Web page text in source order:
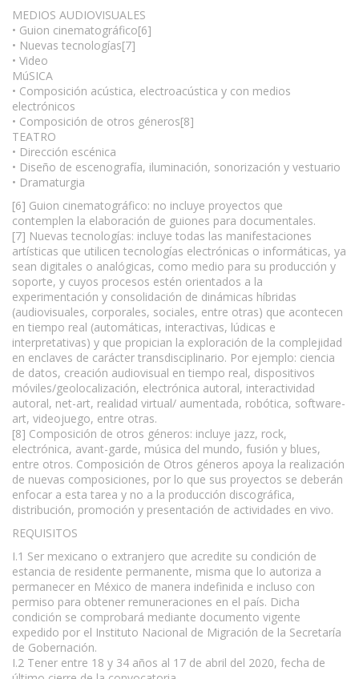
MEDIOS AUDIOVISUALES
• Guion cinematográfico[6]
• Nuevas tecnologías[7]
• Video
MúSICA
• Composición acústica, electroacústica y con medios
electrónicos
• Composición de otros géneros[8]
TEATRO
• Dirección escénica
• Diseño de escenografía, iluminación, sonorización y vestuario
• Dramaturgia
[6] Guion cinematográfico: no incluye proyectos que
contemplen la elaboración de guiones para documentales.
[7] Nuevas tecnologías: incluye todas las manifestaciones
artísticas que utilicen tecnologías electrónicas o informáticas, ya
sean digitales o analógicas, como medio para su producción y
soporte, y cuyos procesos estén orientados a la
experimentación y consolidación de dinámicas híbridas
(audiovisuales, corporales, sociales, entre otras) que acontecen
en tiempo real (automáticas, interactivas, lúdicas e
interpretativas) y que propician la exploración de la complejidad
en enclaves de carácter transdisciplinario. Por ejemplo: ciencia
de datos, creación audiovisual en tiempo real, dispositivos
móviles/geolocalización, electrónica autoral, interactividad
autoral, net-art, realidad virtual/ aumentada, robótica, software-
art, videojuego, entre otras.
[8] Composición de otros géneros: incluye jazz, rock,
electrónica, avant-garde, música del mundo, fusión y blues,
entre otros. Composición de Otros géneros apoya la realización
de nuevas composiciones, por lo que sus proyectos se deberán
enfocar a esta tarea y no a la producción discográfica,
distribución, promoción y presentación de actividades en vivo.
REQUISITOS
I.1 Ser mexicano o extranjero que acredite su condición de
estancia de residente permanente, misma que lo autoriza a
permanecer en México de manera indefinida e incluso con
permiso para obtener remuneraciones en el país. Dicha
condición se comprobará mediante documento vigente
expedido por el Instituto Nacional de Migración de la Secretaría
de Gobernación.
I.2 Tener entre 18 y 34 años al 17 de abril del 2020, fecha de